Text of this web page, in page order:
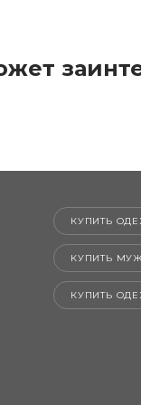
КУПИТЬ
КУПИТЬ
КУПИТЬ